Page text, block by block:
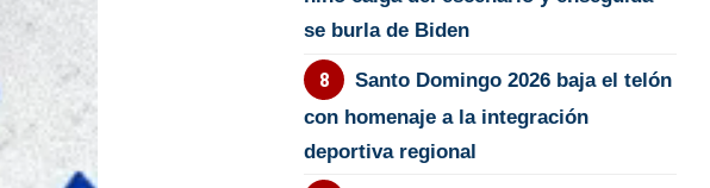
se burla de Biden
Santo Domingo 2026 baja el telón
con homenaje a la integración
deportiva regional